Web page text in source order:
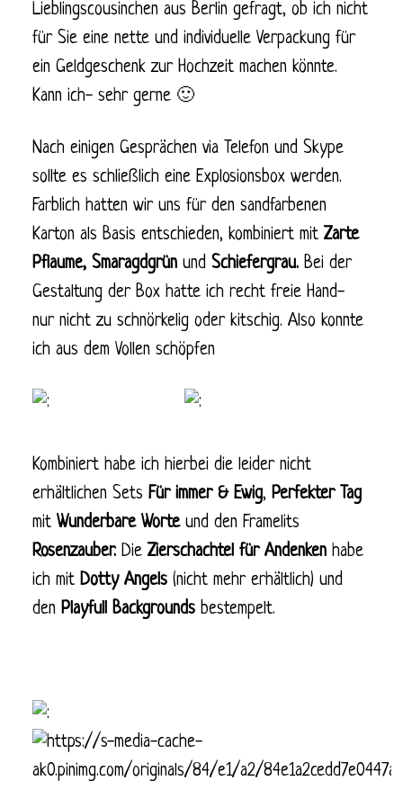
Lieblingscousinchen aus Berlin gefragt, ob ich nicht
für Sie eine nette und individuelle Verpackung für
ein Geldgeschenk zur Hochzeit machen könnte.
Kann ich- sehr gerne 🙂
Nach einigen Gesprächen via Telefon und Skype
sollte es schließlich eine Explosionsbox werden.
Farblich hatten wir uns für den sandfarbenen
Karton als Basis entschieden, kombiniert mit Zarte
Pflaume, Smaragdgrünund Schiefergrau. Bei der
Gestaltung der Box hatte ich recht freie Hand-
nur nicht zu schnörkelig oder kitschig. Also konnte
ich aus dem Vollen schöpfen
Kombiniert habe ich hierbei die leider nicht
erhältlichen Sets Für immer & Ewig, Perfekter Tag
mit Wunderbare Worte und den Framelits
Rosenzauber. Die Zierschachtel für Andenken habe
ich mitDotty Angels (nicht mehr erhältlich) und
den Playfull Backgrounds bestempelt.